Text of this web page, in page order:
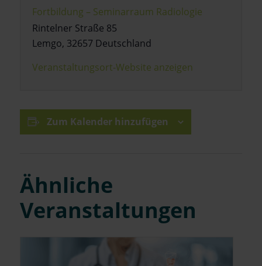
Fortbildung – Seminarraum Radiologie
Rintelner Straße 85
Lemgo, 32657 Deutschland
Veranstaltungsort-Website anzeigen
Zum Kalender hinzufügen
Ähnliche
Veranstaltungen